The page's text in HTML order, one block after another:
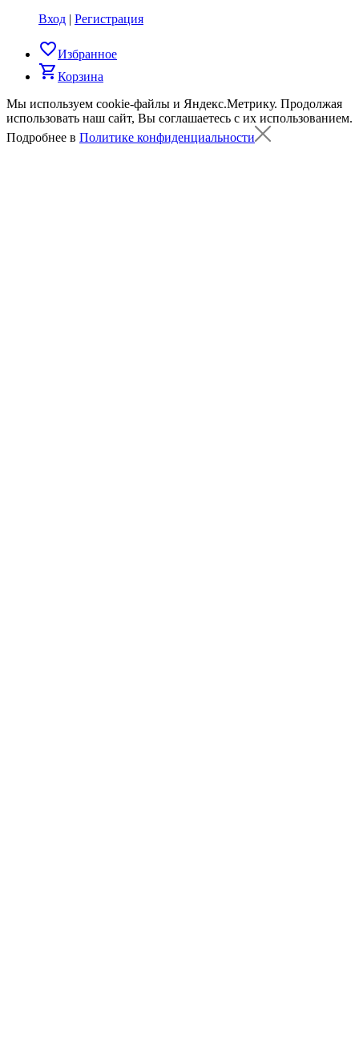
Вход | Регистрация
favorite_borderИзбранное
shopping_cartКорзина
Мы используем cookie-файлы и Яндекс.Метрику. Продолжая
использовать наш сайт, Вы соглашаетесь с их использованием.
Подробнее в Политике конфиденциальности